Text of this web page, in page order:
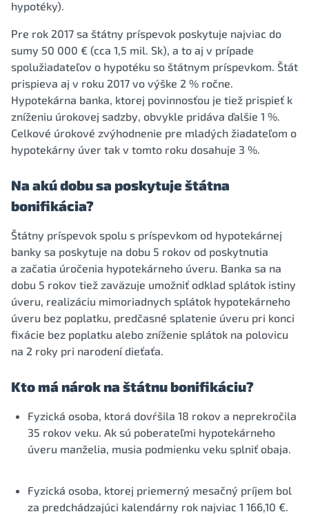
hypotéky).
Pre rok 2017 sa štátny príspevok poskytuje najviac do
sumy 50 000 € (cca 1,5 mil. Sk), a to aj v prípade
spolužiadateľov o hypotéku so štátnym príspevkom. Štát
prispieva aj v roku 2017 vo výške 2 % ročne.
Hypotekárna banka, ktorej povinnosťou je tiež prispieť k
zníženiu úrokovej sadzby, obvykle pridáva ďalšie 1 %.
Celkové úrokové zvýhodnenie pre mladých žiadateľom o
hypotekárny úver tak v tomto roku dosahuje 3 %.
Na akú dobu sa poskytuje štátna
bonifikácia?
Štátny príspevok spolu s príspevkom od hypotekárnej
banky sa poskytuje na dobu 5 rokov od poskytnutia
a začatia úročenia hypotekárneho úveru. Banka sa na
dobu 5 rokov tiež zaväzuje umožniť odklad splátok istiny
úveru, realizáciu mimoriadnych splátok hypotekárneho
úveru bez poplatku, predčasné splatenie úveru pri konci
fixácie bez poplatku alebo zníženie splátok na polovicu
na 2 roky pri narodení dieťaťa.
Kto má nárok na štátnu bonifikáciu?
Fyzická osoba, ktorá dovŕšila 18 rokov a neprekročila
35 rokov veku. Ak sú poberateľmi hypotekárneho
úveru manželia, musia podmienku veku splniť obaja.
Fyzická osoba, ktorej priemerný mesačný príjem bol
za predchádzajúci kalendárny rok najviac 1 166,10 €.